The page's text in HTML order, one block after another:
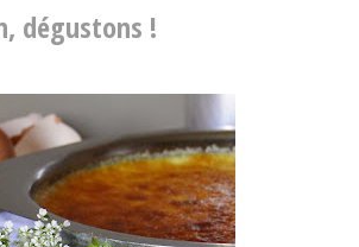
dégustons !